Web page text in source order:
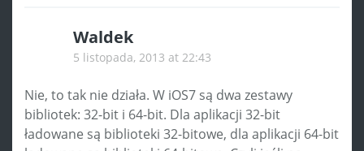
Waldek
5 listopada, 2013 at 22:43
Nie, to tak nie działa. W iOS7 są dwa zestawy
bibliotek: 32-bit i 64-bit. Dla aplikacji 32-bit
ładowane są biblioteki 32-bitowe, dla aplikacji 64-bit